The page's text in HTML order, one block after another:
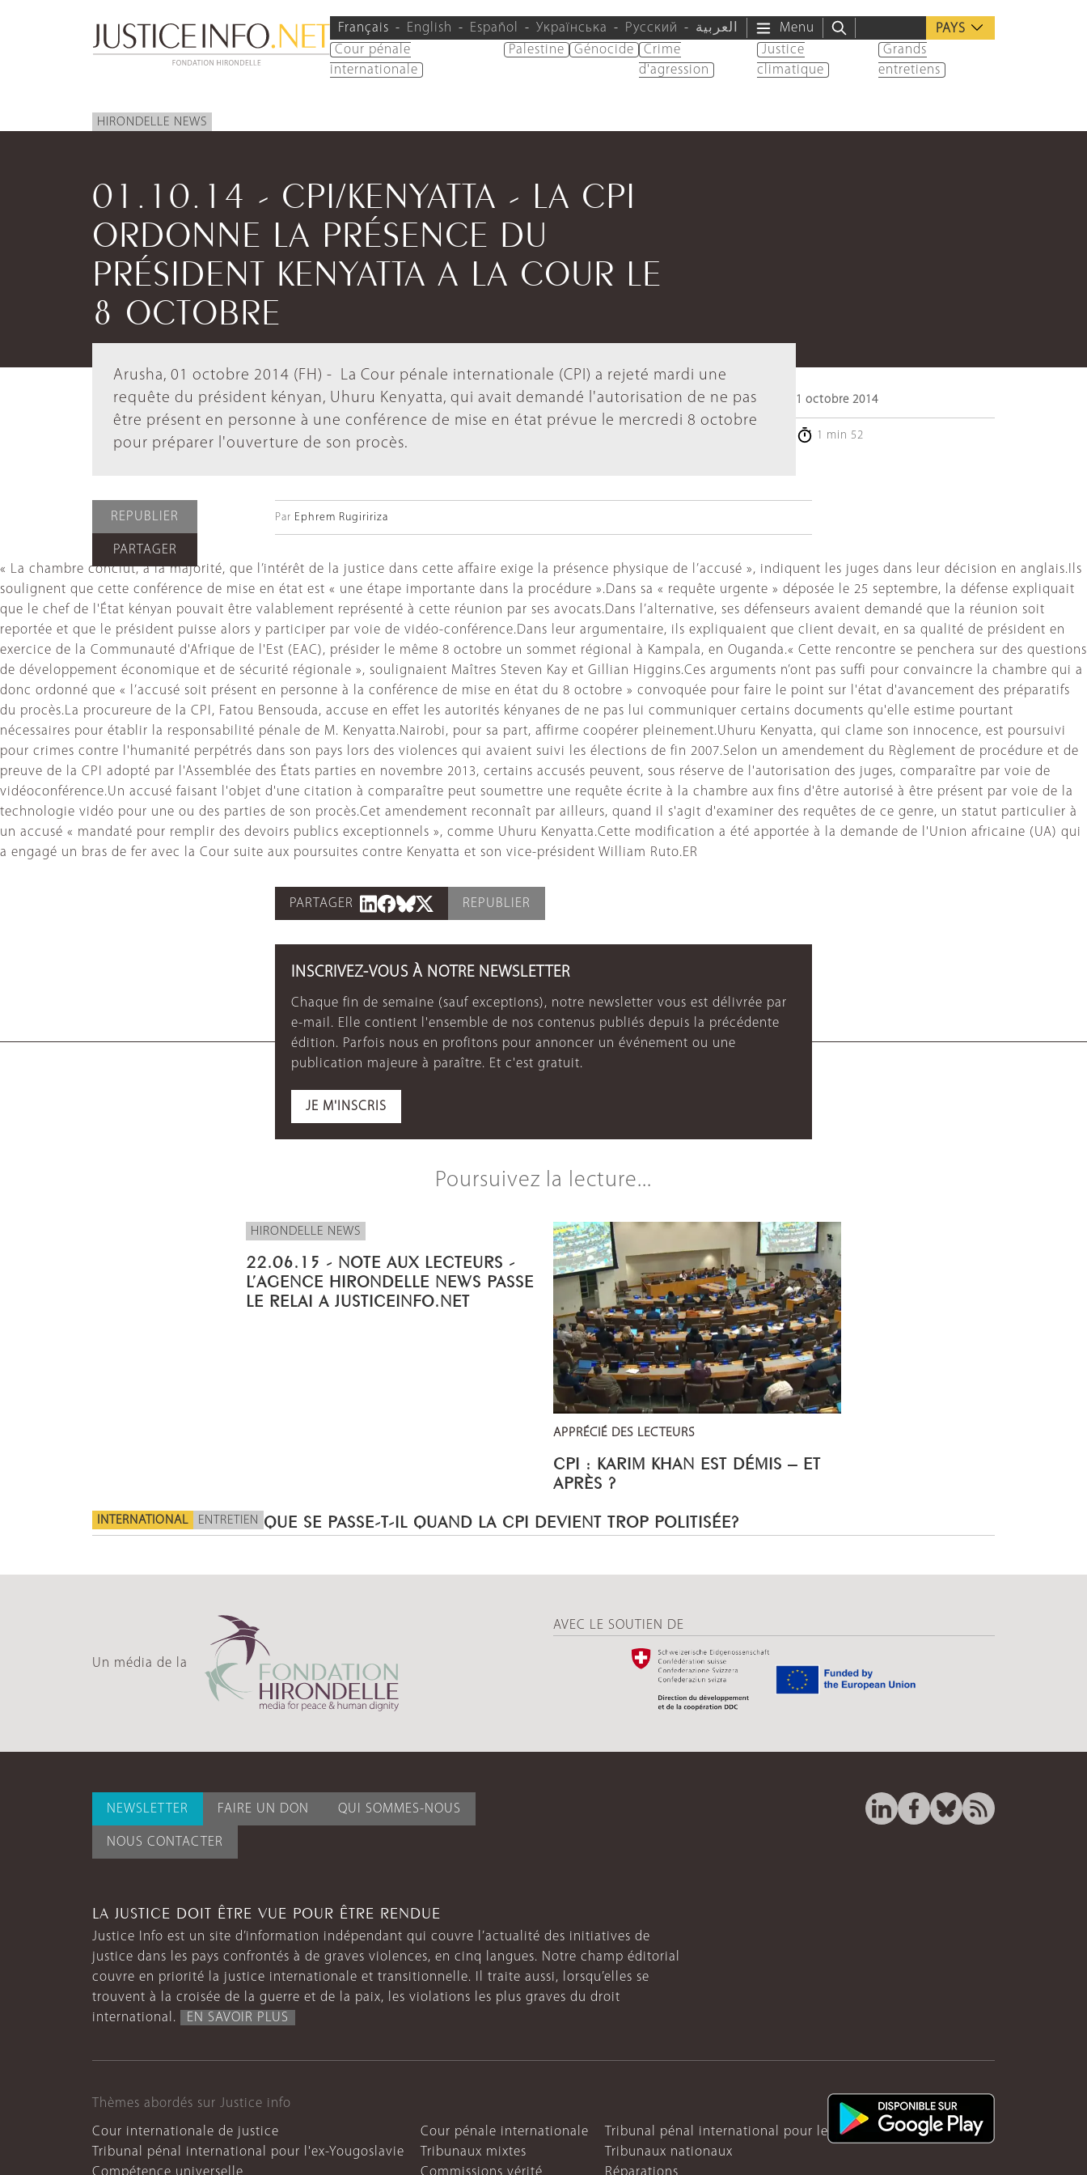
Français English Español Українська Русский العربية Menu
PAYS
Cour pénale
internationale
Palestine Génocide
Crime
d'agression
Justice
climatique
Grands
entretiens
HIRONDELLE NEWS
01.10.14 - CPI/KENYATTA - LA CPI
ORDONNE LA PRÉSENCE DU
PRÉSIDENT KENYATTA A LA COUR LE
8 OCTOBRE
Arusha, 01 octobre 2014 (FH) - La Cour pénale internationale (CPI) a rejeté mardi une
requête du président kényan, Uhuru Kenyatta, qui avait demandé l'autorisation de ne pas
être présent en personne à une conférence de mise en état prévue le mercredi 8 octobre
pour préparer l'ouverture de son procès.
1 octobre 2014
1 min 52
REPUBLIER
PARTAGER
Par Ephrem Rugiririza
« La chambre conclut, à la majorité, que l’intérêt de la justice dans cette affaire exige la présence physique de l’accusé », indiquent les juges dans leur décision en anglais.Ils
soulignent que cette conférence de mise en état est « une étape importante dans la procédure ».Dans sa « requête urgente » déposée le 25 septembre, la défense expliquait
que le chef de l'État kényan pouvait être valablement représenté à cette réunion par ses avocats.Dans l’alternative, ses défenseurs avaient demandé que la réunion soit
reportée et que le président puisse alors y participer par voie de vidéo-conférence.Dans leur argumentaire, ils expliquaient que client devait, en sa qualité de président en
exercice de la Communauté d'Afrique de l'Est (EAC), présider le même 8 octobre un sommet régional à Kampala, en Ouganda.« Cette rencontre se penchera sur des questions
de développement économique et de sécurité régionale », soulignaient Maîtres Steven Kay et Gillian Higgins.Ces arguments n’ont pas suffi pour convaincre la chambre qui a
donc ordonné que « l’accusé soit présent en personne à la conférence de mise en état du 8 octobre » convoquée pour faire le point sur l'état d'avancement des préparatifs
du procès.La procureure de la CPI, Fatou Bensouda, accuse en effet les autorités kényanes de ne pas lui communiquer certains documents qu'elle estime pourtant
nécessaires pour établir la responsabilité pénale de M. Kenyatta.Nairobi, pour sa part, affirme coopérer pleinement.Uhuru Kenyatta, qui clame son innocence, est poursuivi
pour crimes contre l'humanité perpétrés dans son pays lors des violences qui avaient suivi les élections de fin 2007.Selon un amendement du Règlement de procédure et de
preuve de la CPI adopté par l'Assemblée des États parties en novembre 2013, certains accusés peuvent, sous réserve de l'autorisation des juges, comparaître par voie de
vidéoconférence.Un accusé faisant l'objet d'une citation à comparaître peut soumettre une requête écrite à la chambre aux fins d'être autorisé à être présent par voie de la
technologie vidéo pour une ou des parties de son procès.Cet amendement reconnaît par ailleurs, quand il s'agit d'examiner des requêtes de ce genre, un statut particulier à
un accusé « mandaté pour remplir des devoirs publics exceptionnels », comme Uhuru Kenyatta.Cette modification a été apportée à la demande de l'Union africaine (UA) qui
a engagé un bras de fer avec la Cour suite aux poursuites contre Kenyatta et son vice-président William Ruto.ER
PARTAGER REPUBLIER
INSCRIVEZ-VOUS À NOTRE NEWSLETTER
Chaque fin de semaine (sauf exceptions), notre newsletter vous est délivrée par
e-mail. Elle contient l'ensemble de nos contenus publiés depuis la précédente
édition. Parfois nous en profitons pour annoncer un événement ou une
publication majeure à paraître. Et c'est gratuit.
JE M'INSCRIS
Poursuivez la lecture...
HIRONDELLE NEWS
22.06.15 - NOTE AUX LECTEURS -
L’AGENCE HIRONDELLE NEWS PASSE
LE RELAI A JUSTICEINFO.NET
APPRÉCIÉ DES LECTEURS
CPI : KARIM KHAN EST DÉMIS – ET
APRÈS ?
INTERNATIONAL ENTRETIEN QUE SE PASSE-T-IL QUAND LA CPI DEVIENT TROP POLITISÉE?
Un média de la
AVEC LE SOUTIEN DE
NEWSLETTER FAIRE UN DON QUI SOMMES-NOUS
NOUS CONTACTER
LA JUSTICE DOIT ÊTRE VUE POUR ÊTRE RENDUE
Justice Info est un site d’information indépendant qui couvre l’actualité des initiatives de
justice dans les pays confrontés à de graves violences, en cinq langues. Notre champ éditorial
couvre en priorité la justice internationale et transitionnelle. Il traite aussi, lorsqu’elles se
trouvent à la croisée de la guerre et de la paix, les violations les plus graves du droit
international.
EN SAVOIR PLUS
Thèmes abordés sur Justice info
Cour internationale de justice Cour pénale internationale
Tribunal pénal international pour le Rwanda
Tribunal pénal international pour l'ex-Yougoslavie
Tribunaux mixtes
Tribunaux nationaux